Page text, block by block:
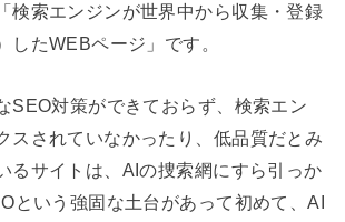
検索エンジンが世界中から収集・登録
したWEBページ」です。
SEO対策ができておらず、検索エン
スされていなかったり、低品質だとみ
るサイトは、AIの捜索網にすら引っか
という強固な土台があって初めて、AI